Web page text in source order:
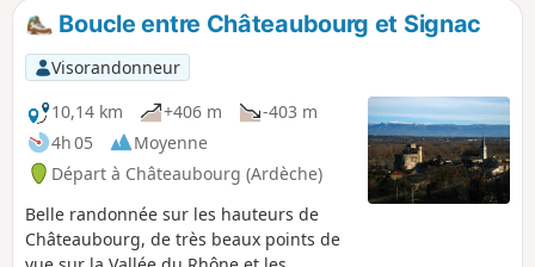
Boucle entre Châteaubourg et Signac
Visorandonneur
10,14 km
+406 m
-403 m
4h 05
Moyenne
Départ à Châteaubourg (Ardèche)
Belle randonnée sur les hauteurs de
Châteaubourg, de très beaux points de